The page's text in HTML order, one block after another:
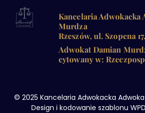
Kancelaria Adwokacka
Murdza
Rzeszów, ul. Szopena
Adwokat Damian
cytowany w:
© 2025 Kancelaria Adwokacka
Design i kodowanie szablonu